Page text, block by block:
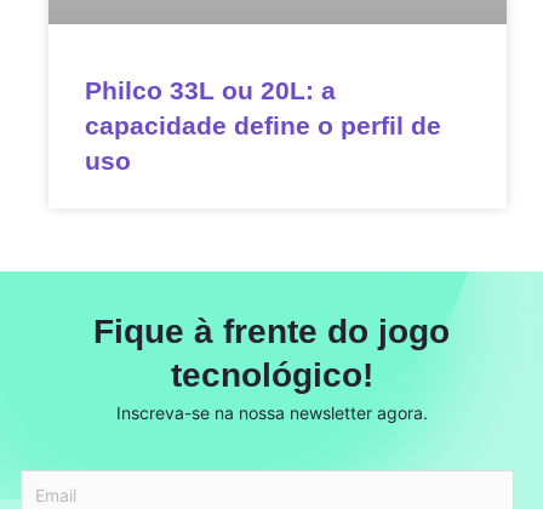
Philco 33L ou 20L: a
capacidade define o perfil de
uso
Fique à frente do jogo
tecnológico!
Inscreva-se na nossa newsletter agora.